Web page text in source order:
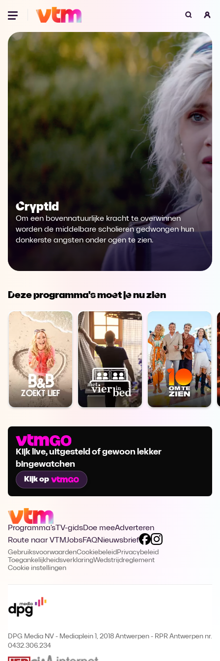
Voor je onze programma's gaat ontdekken,
best je browser updaten of hieronder één
van de ondersteunde browsers
Google Chrome Download
Firefox Download
Download
Download
Download
Cryptid
Om een ​​bovennatuurlijke kracht te overwinnen
worden de middelbare scholieren gedwongen hun
donkerste angsten onder ogen te zien.
Deze programma's moet je nu zien
Kijk live, uitgesteld of gewoon lekker
bingewatchen
Kijk op
Programma'sTV-gidsDoe meeAdverteren
Route naar VTMJobsFAQNieuwsbrief
GebruiksvoorwaardenCookiebeleid Privacybeleid
ToegankelijkheidsverklaringWedstrijdreglement
Cookie instellingen
DPG Media NV - Mediaplein 1, 2018 Antwerpen - RPR Antwerpen nr.
0432.306.234